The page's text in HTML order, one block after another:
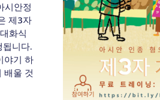
시안정
제3자
화식
니다.
야기 하
배울 것